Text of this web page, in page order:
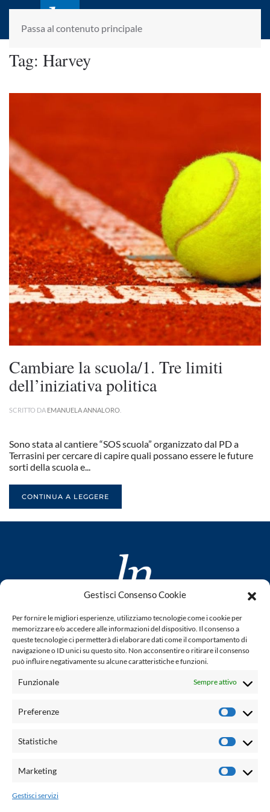
Gestisci Consenso Cookie
Per fornire le migliori esperienze, utilizziamo tecnologie come i cookie per
memorizzare e/o accedere alle informazioni del dispositivo. Il consenso a
queste tecnologie ci permetterà di elaborare dati come il comportamento di
navigazione o ID unici su questo sito. Non acconsentire o ritirare il consenso
può influire negativamente su alcune caratteristiche e funzioni.
Funzionale Sempre attivo
Preferenze
Statistiche
Marketing
Gestisci servizi
Passa al contenuto principale
laletteraturaenoi.it
fondato da Romano Luperini
Tag: Harvey
Cambiare la scuola/1. Tre limiti
dell’iniziativa politica
SCRITTO DA EMANUELA ANNALORO
Sono stata al cantiere “SOS scuola” organizzato dal PD a
Terrasini per cercare di capire quali possano essere le future
sorti della scuola e...
CONTINUA A LEGGERE
www.laletteraturaenoi.it
fondato da Romano Luperini
Questo blog non rappresenta una testata giornalistica in
quanto viene aggiornato senza alcuna periodicità. Non può
legge n° 62 del 7.03.2001. L'autore non è responsabile per
email: